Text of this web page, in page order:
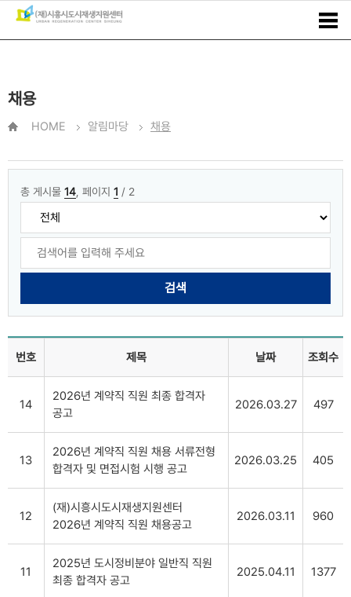
채용
HOME 알림마당 채용
총 게시물 14 , 페이지 1 / 2
검색
번호 제목 날짜 조회수
14
2026년 계약직 직원 최종 합격자
공고
2026.03.27 497
13
2026년 계약직 직원 채용 서류전형
합격자 및 면접시험 시행 공고
2026.03.25 405
12
(재)시흥시도시재생지원센터
2026년 계약직 직원 채용공고
2026.03.11 960
11
2025년 도시정비분야 일반직 직원
최종 합격자 공고
2025.04.11 1377